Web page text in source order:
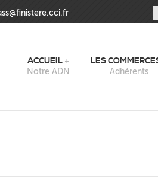
ACCUEIL
Notre ADN
LES
Adhérents